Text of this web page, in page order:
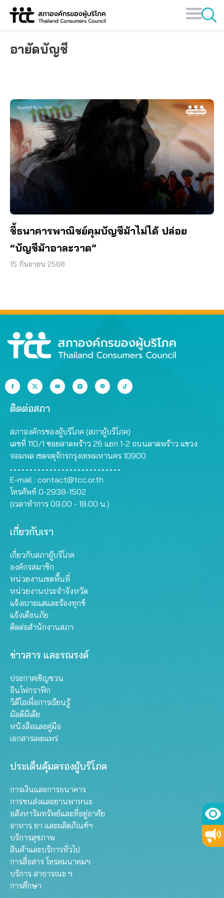
Skip
อายัดบัญชี
ชี้ธนาคารพาณิชย์คุมบัญชีม้าไม่ได้ ปล่อย
“บัญชีม้าอาละวาด”
15 กันยายน 2568
ติดต่อสภา
สภาองค์กรของผู้บริโภค (สภาผู้บริโภค)
เลขที่ 110/1 ซอยลาดพร้าว 26 แยก 1-2 ถนนลาดพร้าว แขวง
จอมพล เขตจตุจักรกรุงเทพมหานคร 10900
E-mail : contact@tcc.or.th
โทรศัพท์ 0-2938-1502
(เวลาทำการ 09.00 - 18.00 น.)
เกี่ยวกับเรา
เกี่ยวกับสภาผู้บริโภค
องค์กรสมาชิก
หน่วยงานเขตพื้นที่
หน่วยงานประจำจังหวัด
แจ้งเบาะแสและร้องทุกข์
แจ้งเตือนภัย
ติดต่อสำนักงานสภา
ข่าวสาร และรณรงค์
ประกาศเชิญชวน
อินโฟกราฟิก
วิดีโอเพื่อการเรียนรู้
มัลติมีเดีย
หนังสือและคู่มือ
เอกสารเผยแพร่
ประเด็นคุ้มครองผู้บริโภค
การเงินและการธนาคาร
การขนส่งและยานพาหนะ
อสังหาริมทรัพย์และที่อยู่อาศัย
อาหาร ยา และผลิตภัณฑ์ฯ
บริการสุขภาพ
สินค้าและบริการทั่วไป
การสื่อสาร โทรคมนาคมฯ
บริการ สาธารณะ ฯ
การศึกษา